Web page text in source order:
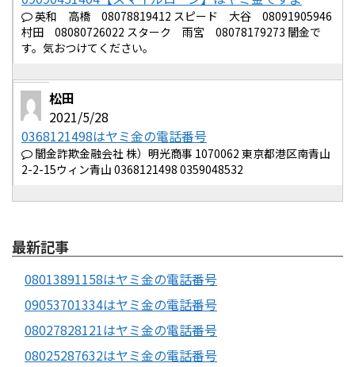
英和 高橋 08078819412 スピード 大谷 08091905946
村田 08080726022 スターク 雨宮 08078179273 闇金で
す。気おつけてください。
松田
2021/5/28
0368121498はヤミ金の電話番号
闇金詐欺金融会社 株）明光商事 1070062 東京都港区南青山
2-2-15ウィン青山 0368121498 0359048532
最新記事
08013891158はヤミ金の電話番号
09053701334はヤミ金の電話番号
08027828121はヤミ金の電話番号
08025287632はヤミ金の電話番号